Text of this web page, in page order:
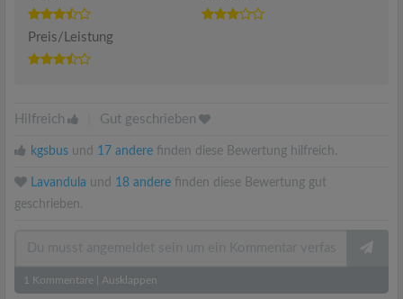
Preis/Leistung
Hilfreich Gut geschrieben
kgsbus und 17 andere finden diese Bewertung hilfreich.
Lavandula und 18 andere finden diese Bewertung gut
geschrieben.
1 Kommentare Ausklappen